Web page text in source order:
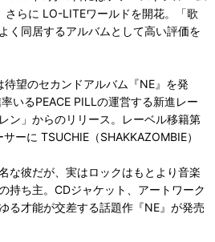
さらに LO-LITEワールドを開花。「歌
く同居するアルバムとして高い評価を
のセカンドアルバム『NE』を発
いるPEACE PILLの運営する新進レー
ン」からのリリース。レーベル移籍第
ーに TSUCHIE（SHAKKAZOMBIE）
な彼だが、実はロックはもとより音楽
持ち主。CDジャケット、アートワーク
る才能が交差する話題作『NE』が発売